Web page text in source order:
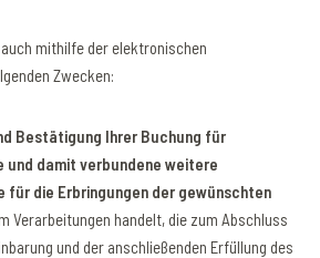
mithilfe der elektronischen
Zwecken:
Bestätigung Ihrer Buchung für
und damit verbundene weitere
für die Erbringungen der gewünschten
Verarbeitungen handelt, die zum Abschluss
und der anschließenden Erfüllung des